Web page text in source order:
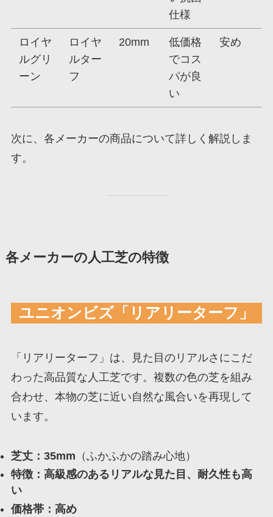
仕様
ロイヤ
ルグリ
ーン
ロイヤ
ルター
フ
20mm
低価格
でコス
パが良
い
安め
次に、各メーカーの商品について詳しく解説しま
す。
各メーカーの人工芝の特徴
ユニオンビズ「リアリーターフ」
「リアリーターフ」は、見た目のリアルさにこだ
わった高品質な人工芝です。複数の色の芝を組み
合わせ、本物の芝に近い自然な風合いを再現して
います。
芝丈：35mm （ふかふかの踏み心地）
特徴：高級感のあるリアルな見た目、耐久性も高
い
価格帯：高め